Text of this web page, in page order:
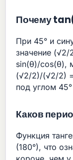
Почему
При 45° и
значение
sin(θ)/cos(θ),
(√2/2)/(√2/2) =
под углом
Каков
Функция
(180°), что